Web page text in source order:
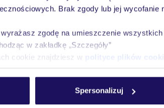
Brak zgody lub jej wycofanie
zgodę na umieszczenie
w zakładkę „Szczegóły”
cookie znajdziesz w polityce plików
Spersonalizuj
kompletny remont: 2006
Recepcja, sejf hotelowy:
WLAN/WiFi, w miejscach publicznych: bezpłatnie
Express, Diners, EC card/Maestro
Udogodnienia parkingowe: Parking (w
konferencyjne: Sale konferencyjne: 1